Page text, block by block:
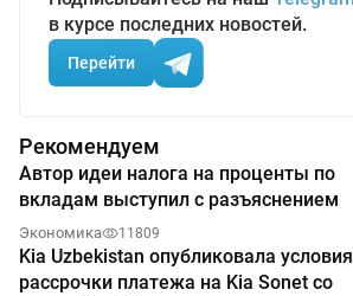
в курсе последних новостей.
Перейти
Рекомендуем
Автор идеи налога на проценты по
вкладам выступил с разъяснением
Экономика 11809
Kia Uzbekistan опубликовала условия
рассрочки платежа на Kia Sonet со